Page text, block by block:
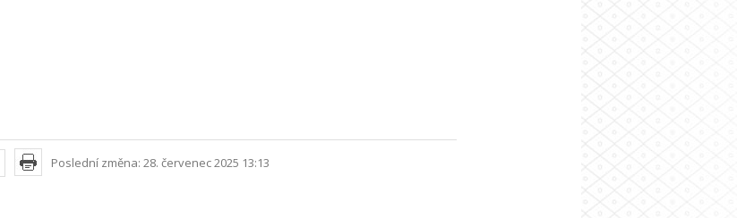
Poslední změna: 28. červenec 2025 13:13